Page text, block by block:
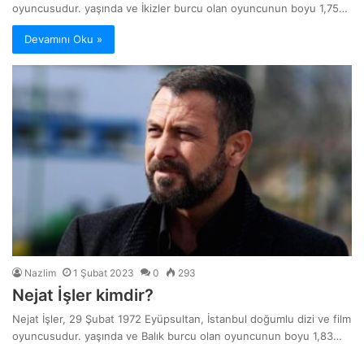
oyuncusudur. yaşında ve İkizler burcu olan oyuncunun boyu 1,75…
Devamını Oku »
Nazlim 1 Şubat 2023 0 293
Nejat İşler kimdir?
Nejat İşler, 29 Şubat 1972 Eyüpsultan, İstanbul doğumlu dizi ve film
oyuncusudur. yaşında ve Balık burcu olan oyuncunun boyu 1,83…